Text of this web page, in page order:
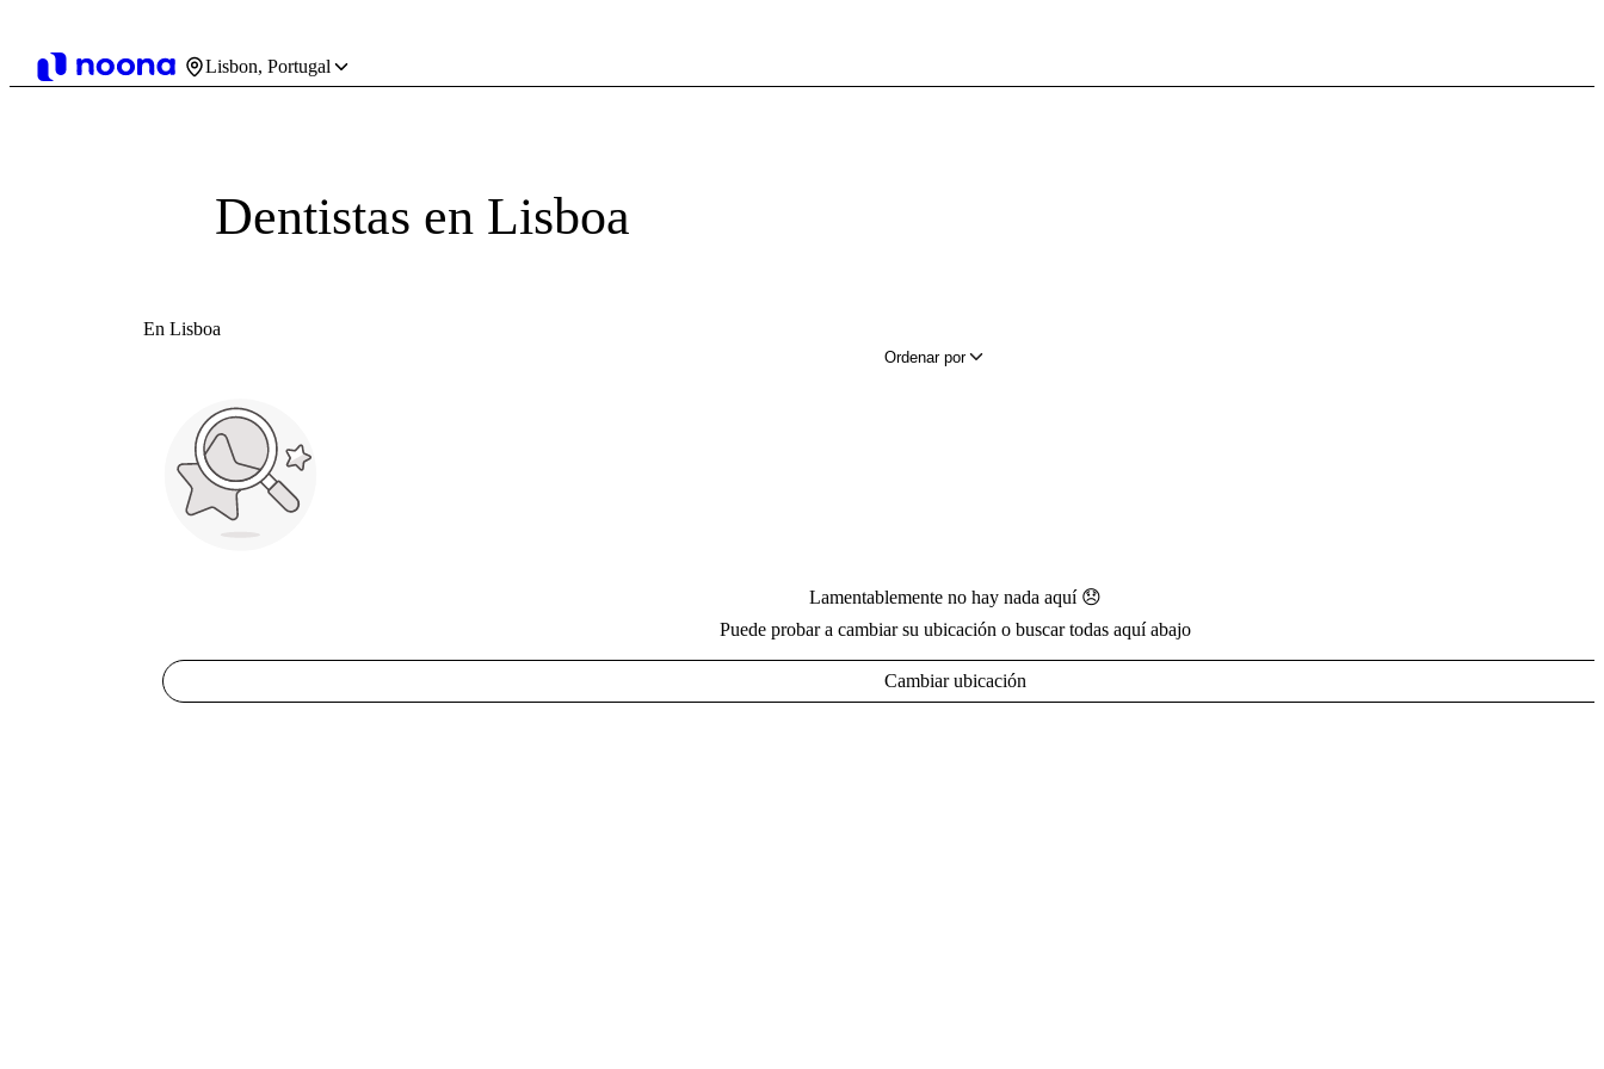
Lisbon, Portugal
Dentistas en Lisboa
En Lisboa
Ordenar por
Lamentablemente no hay nada aquí 😞
Puede probar a cambiar su ubicación o buscar todas aquí abajo
Cambiar ubicación